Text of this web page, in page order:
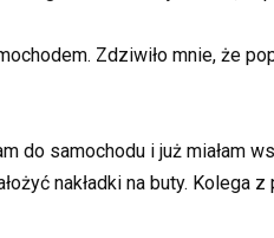
Zdziwiło mnie, że
do samochodu i już miałam
nakładki na buty.